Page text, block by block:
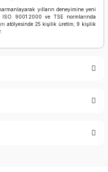
yılların deneyimine yeni
9001:2000 ve TSE normlarında
atölyesinde 25 kişilik üretim; 9 kişilik